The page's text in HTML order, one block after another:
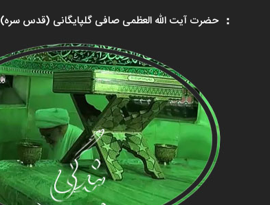
حضرت آیت الله العظمی صافی گلپایگانی (قدس سره)